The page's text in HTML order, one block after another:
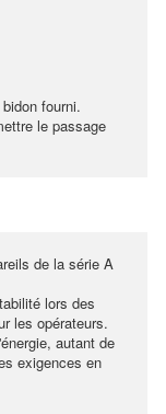
fourni.
le passage
de la série A
lors des
les opérateurs.
autant de
exigences en